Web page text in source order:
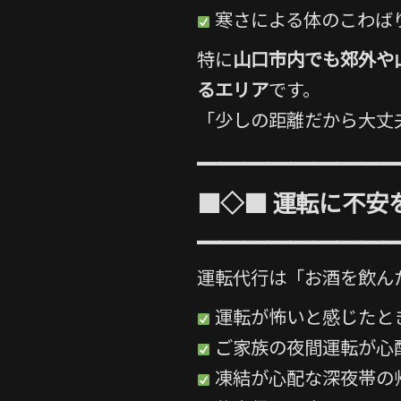
寒さによる体のこわ
特に山口市内でも郊外
るエリアです。
「少しの距離だから大
■◇■ 運転に不安
運転代行は「お酒を飲
運転が怖いと感じたと
ご家族の夜間運転が心
凍結が心配な深夜帯の